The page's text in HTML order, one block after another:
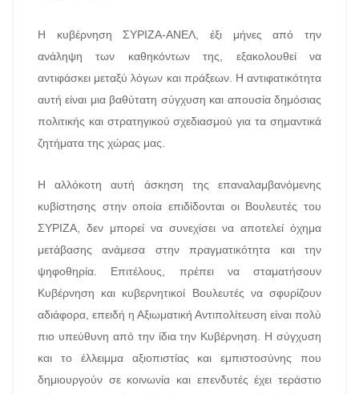
Η κυβέρνηση ΣΥΡΙΖΑ-ΑΝΕΛ, έξι μήνες από την
ανάληψη των καθηκόντων της, εξακολουθεί να
αντιφάσκει μεταξύ λόγων και πράξεων. Η αντιφατικότητα
αυτή είναι μια βαθύτατη σύγχυση και απουσία δημόσιας
πολιτικής και στρατηγικού σχεδιασμού για τα σημαντικά
ζητήματα της χώρας μας.
Η αλλόκοτη αυτή άσκηση της επαναλαμβανόμενης
κυβίστησης στην οποία επιδίδονται οι Βουλευτές του
ΣΥΡΙΖΑ, δεν μπορεί να συνεχίσει να αποτελεί όχημα
μετάβασης ανάμεσα στην πραγματικότητα και την
ψηφοθηρία. Επιτέλους, πρέπει να σταματήσουν
Κυβέρνηση και κυβερνητικοί Βουλευτές να σφυρίζουν
αδιάφορα, επειδή η Αξιωματική Αντιπολίτευση είναι πολύ
πιο υπεύθυνη από την ίδια την Κυβέρνηση. Η σύγχυση
και το έλλειμμα αξιοπιστίας και εμπιστοσύνης που
δημιουργούν σε κοινωνία και επενδυτές έχει τεράστιο